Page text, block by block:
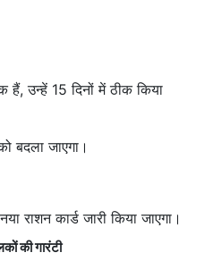
हैं, उन्हें 15 दिनों में ठीक किया
बदला जाएगा।
राशन कार्ड जारी किया जाएगा।
की गारंटी